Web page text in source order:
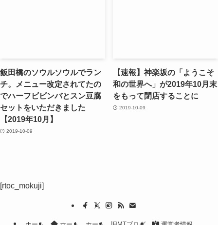
飯田橋のソウルソウルでラン
チ。メニュー改定されてたの
でハーフビビンバとスン豆腐
セットをいただきました
【2019年10月】
2019-10-09
【速報】神楽坂の「ようこそ
和の世界へ」が2019年10月末
をもって閉店することに
2019-10-09
[rtoc_mokuji]